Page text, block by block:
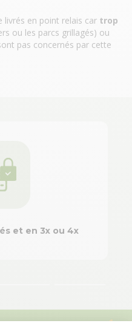
livrés en point relais car trop
ou les parcs grillagés) ou
pas concernés par cette
et en 3x ou 4x